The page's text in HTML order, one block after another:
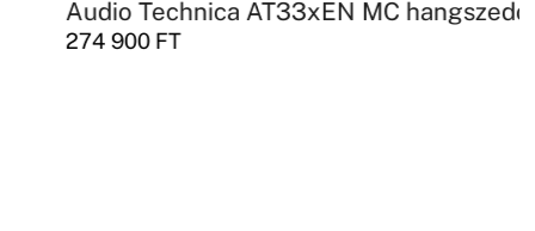
Audio Technica AT33xEN MC hangszedő
274 900FT